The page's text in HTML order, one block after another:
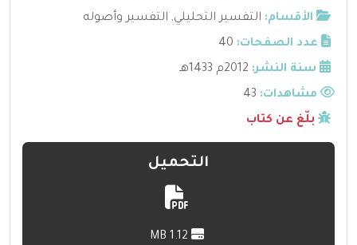
الأقسام: التفسير التحليلي, التفسير وأصوله
عدد الصفحات: 40
سنة النشر: 2012م 1433هـ
مشاهدات:
بلّغ عن كتاب
التحميل